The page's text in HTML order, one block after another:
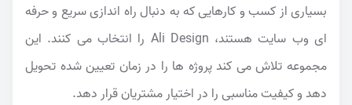
بسیاری از کسب و کارهایی که به دنبال راه اندازی سریع و حرفه
ای وب سایت هستند، Ali Design را انتخاب می کنند. این
مجموعه تلاش می کند پروژه ها را در زمان تعیین شده تحویل
دهد و کیفیت مناسبی را در اختیار مشتریان قرار دهد.